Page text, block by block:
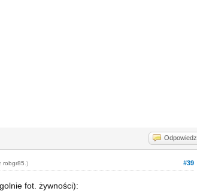
Odpowiedz
#39
robgr85 .)
fot. żywności):